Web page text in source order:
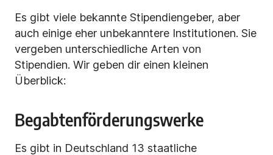
Es gibt viele bekannte Stipendiengeber, aber
auch einige eher unbekanntere Institutionen. Sie
vergeben unterschiedliche Arten von
Stipendien. Wir geben dir einen kleinen
Überblick:
Begabtenförderungswerke
Es gibt in Deutschland 13 staatliche